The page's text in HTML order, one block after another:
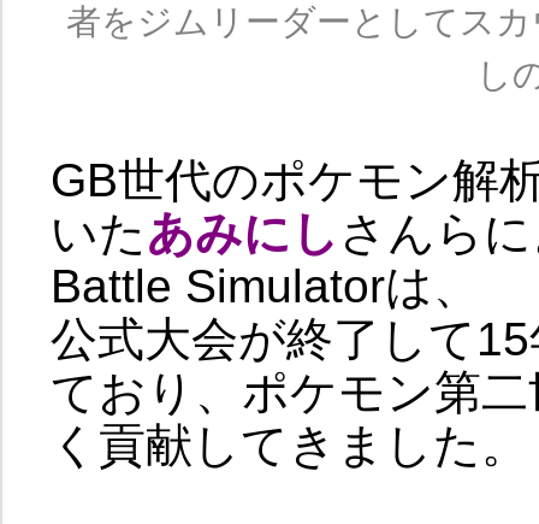
者をジムリーダーとしてス
し
GB世代のポケモン解
いたあみにし さんら
Battle Simulatorは、
公式大会が終了して
ており、ポケモン第
く貢献してきました。